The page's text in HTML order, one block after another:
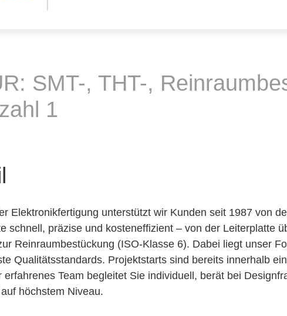
SMT-, THT-,
1
Elektronikfertigung unterstützt wir Kunden seit 1987 von
schnell, präzise und kosteneffizient – von der Leiterplatte
Reinraumbestückung (ISO-Klasse 6). Dabei liegt unser
Qualitätsstandards. Projektstarts sind bereits innerhalb
Team begleitet Sie individuell, berät bei
höchstem Niveau.